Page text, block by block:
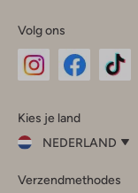
Volg ons
InstagramFacebook
Kies je land
NEDERLAND
je
Verzendmethodes